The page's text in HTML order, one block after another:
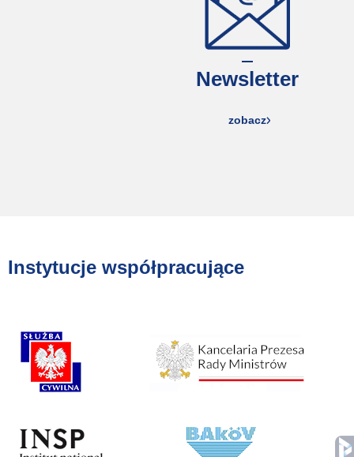
Newsletter
zobacz
Instytucje współpracujące